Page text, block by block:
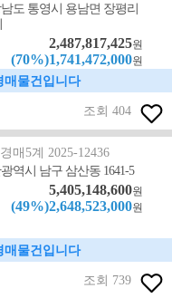
도 통영시 용남면 장평리
2,487,817,425원
(70%)1,741,472,000원
매물건입니다
조회 404
매5계 2025-12436
역시 남구 삼산동 1641-5
5,405,148,600원
(49%)2,648,523,000원
매물건입니다
조회 739